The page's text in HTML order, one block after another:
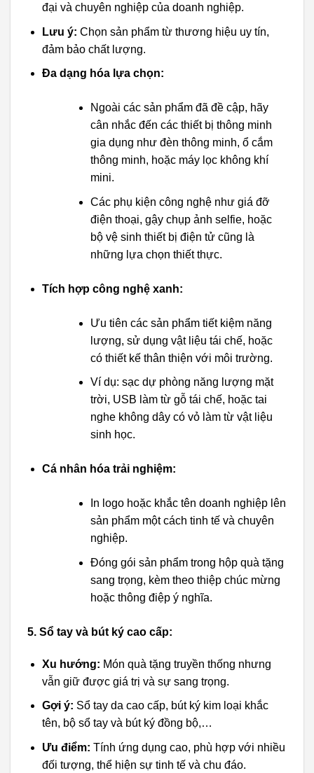
đại và chuyên nghiệp của doanh nghiệp.
Lưu ý: Chọn sản phẩm từ thương hiệu uy tín,
đảm bảo chất lượng.
Đa dạng hóa lựa chọn:
Ngoài các sản phẩm đã đề cập, hãy
cân nhắc đến các thiết bị thông minh
gia dụng như đèn thông minh, ổ cắm
thông minh, hoặc máy lọc không khí
mini.
Các phụ kiện công nghệ như giá đỡ
điện thoại, gậy chụp ảnh selfie, hoặc
bộ vệ sinh thiết bị điện tử cũng là
những lựa chọn thiết thực.
Tích hợp công nghệ xanh:
Ưu tiên các sản phẩm tiết kiệm năng
lượng, sử dụng vật liệu tái chế, hoặc
có thiết kế thân thiện với môi trường.
Ví dụ: sạc dự phòng năng lượng mặt
trời, USB làm từ gỗ tái chế, hoặc tai
nghe không dây có vỏ làm từ vật liệu
sinh học.
Cá nhân hóa trải nghiệm:
In logo hoặc khắc tên doanh nghiệp lên
sản phẩm một cách tinh tế và chuyên
nghiệp.
Đóng gói sản phẩm trong hộp quà tặng
sang trọng, kèm theo thiệp chúc mừng
hoặc thông điệp ý nghĩa.
5. Sổ tay và bút ký cao cấp:
Xu hướng: Món quà tặng truyền thống nhưng
vẫn giữ được giá trị và sự sang trọng.
Gợi ý: Sổ tay da cao cấp, bút ký kim loại khắc
tên, bộ sổ tay và bút ký đồng bộ,…
Ưu điểm: Tính ứng dụng cao, phù hợp với nhiều
đối tượng, thể hiện sự tinh tế và chu đáo.